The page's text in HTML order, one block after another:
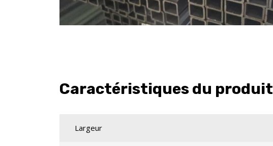
Caractéristiques du produit
Largeur